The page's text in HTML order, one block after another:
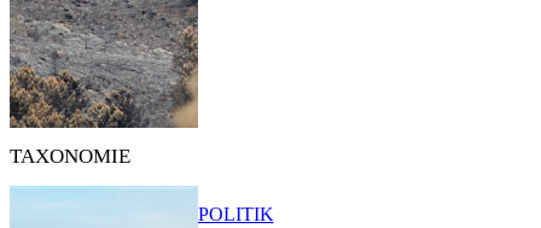
TAXONOMIE
POLITIK